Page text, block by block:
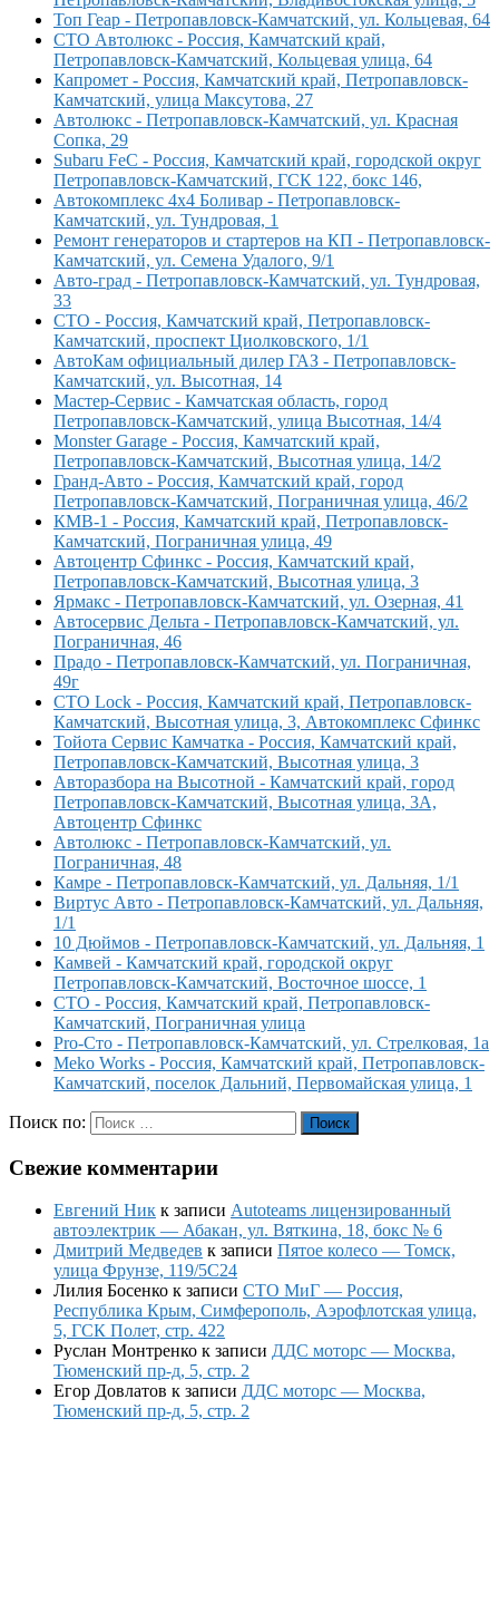
Топ Геар - Петропавловск-Камчатский, ул. Кольцевая, 64
СТО Автолюкс - Россия, Камчатский край,
Петропавловск-Камчатский, Кольцевая улица, 64
Капромет - Россия, Камчатский край, Петропавловск-
Камчатский, улица Максутова, 27
Автолюкс - Петропавловск-Камчатский, ул. Красная
Сопка, 29
Subaru FeC - Россия, Камчатский край, городской округ
Петропавловск-Камчатский, ГСК 122, бокс 146,
Автокомплекс 4х4 Боливар - Петропавловск-
Камчатский, ул. Тундровая, 1
Ремонт генераторов и стартеров на КП - Петропавловск-
Камчатский, ул. Семена Удалого, 9/1
Авто-град - Петропавловск-Камчатский, ул. Тундровая,
33
СТО - Россия, Камчатский край, Петропавловск-
Камчатский, проспект Циолковского, 1/1
АвтоКам официальный дилер ГАЗ - Петропавловск-
Камчатский, ул. Высотная, 14
Мастер-Сервис - Камчатская область, город
Петропавловск-Камчатский, улица Высотная, 14/4
Monster Garage - Россия, Камчатский край,
Петропавловск-Камчатский, Высотная улица, 14/2
Гранд-Авто - Россия, Камчатский край, город
Петропавловск-Камчатский, Пограничная улица, 46/2
КМВ-1 - Россия, Камчатский край, Петропавловск-
Камчатский, Пограничная улица, 49
Автоцентр Сфинкс - Россия, Камчатский край,
Петропавловск-Камчатский, Высотная улица, 3
Ярмакс - Петропавловск-Камчатский, ул. Озерная, 41
Автосервис Дельта - Петропавловск-Камчатский, ул.
Пограничная, 46
Прадо - Петропавловск-Камчатский, ул. Пограничная,
49г
СТО Lock - Россия, Камчатский край, Петропавловск-
Камчатский, Высотная улица, 3, Автокомплекс Сфинкс
Тойота Сервис Камчатка - Россия, Камчатский край,
Петропавловск-Камчатский, Высотная улица, 3
Авторазбора на Высотной - Камчатский край, город
Петропавловск-Камчатский, Высотная улица, 3А,
Автоцентр Сфинкс
Автолюкс - Петропавловск-Камчатский, ул.
Пограничная, 48
Камре - Петропавловск-Камчатский, ул. Дальняя, 1/1
Виртус Авто - Петропавловск-Камчатский, ул. Дальняя,
1/1
10 Дюймов - Петропавловск-Камчатский, ул. Дальняя, 1
Камвей - Камчатский край, городской округ
Петропавловск-Камчатский, Восточное шоссе, 1
СТО - Россия, Камчатский край, Петропавловск-
Камчатский, Пограничная улица
Pro-Сто - Петропавловск-Камчатский, ул. Стрелковая, 1а
Meko Works - Россия, Камчатский край, Петропавловск-
Камчатский, поселок Дальний, Первомайская улица, 1
Поиск по: Поиск
Свежие комментарии
Евгений Ник к записи Autoteams лицензированный
автоэлектрик — Абакан, ул. Вяткина, 18, бокс № 6
Дмитрий Медведев к записи Пятое колесо — Томск,
улица Фрунзе, 119/5С24
Лилия Босенко к записи СТО МиГ — Россия,
Республика Крым, Симферополь, Аэрофлотская улица,
5, ГСК Полет, стр. 422
Руслан Монтренко к записи ДДС моторс — Москва,
Тюменский пр-д, 5, стр. 2
Егор Довлатов к записи ДДС моторс — Москва,
Тюменский пр-д, 5, стр. 2